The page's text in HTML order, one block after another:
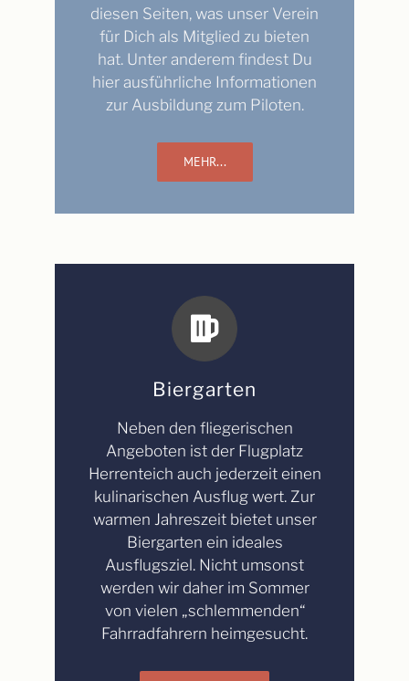
diesen Seiten, was unser Verein
für Dich als Mitglied zu bieten
hat. Unter anderem findest Du
hier ausführliche Informationen
zur Ausbildung zum Piloten.
MEHR...
Biergarten
Neben den fliegerischen
Angeboten ist der Flugplatz
Herrenteich auch jederzeit einen
kulinarischen Ausflug wert. Zur
warmen Jahreszeit bietet unser
Biergarten ein ideales
Ausflugsziel. Nicht umsonst
werden wir daher im Sommer
von vielen „schlemmenden“
Fahrradfahrern heimgesucht.